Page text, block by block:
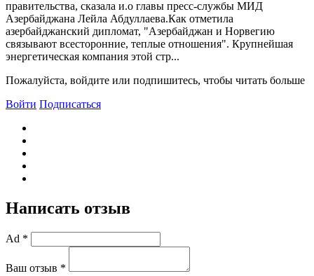
правительства, сказала и.о главы пресс-службы МИД
Азербайджана Лейла Абдуллаева.Как отметила
азербайджанский дипломат, "Азербайджан и Норвегию
связывают всесторонние, теплые отношения". Крупнейшая
энергетическая компания этой стр...
Пожалуйста, войдите или подпишитесь, чтобы читать больше
Войти Подписаться
Написать отзыв
Ad *
Ваш отзыв *